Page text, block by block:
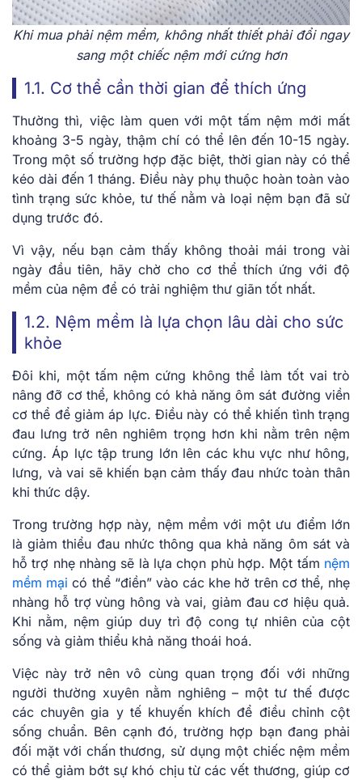
Khi mua phải nệm mềm, không nhất thiết phải đổi ngay
sang một chiếc nệm mới cứng hơn
1.1. Cơ thể cần thời gian để thích ứng
Thường thì, việc làm quen với một tấm nệm mới mất
khoảng 3-5 ngày, thậm chí có thể lên đến 10-15 ngày.
Trong một số trường hợp đặc biệt, thời gian này có thể
kéo dài đến 1 tháng. Điều này phụ thuộc hoàn toàn vào
tình trạng sức khỏe, tư thế nằm và loại nệm bạn đã sử
dụng trước đó.
Vì vậy, nếu bạn cảm thấy không thoải mái trong vài
ngày đầu tiên, hãy chờ cho cơ thể thích ứng với độ
mềm của nệm để có trải nghiệm thư giãn tốt nhất.
1.2. Nệm mềm là lựa chọn lâu dài cho sức
khỏe
Đôi khi, một tấm nệm cứng không thể làm tốt vai trò
nâng đỡ cơ thể, không có khả năng ôm sát đường viền
cơ thể để giảm áp lực. Điều này có thể khiến tình trạng
đau lưng trở nên nghiêm trọng hơn khi nằm trên nệm
cứng. Áp lực tập trung lớn lên các khu vực như hông,
lưng, và vai sẽ khiến bạn cảm thấy đau nhức toàn thân
khi thức dậy.
Trong trường hợp này, nệm mềm với một ưu điểm lớn
là giảm thiểu đau nhức thông qua khả năng ôm sát và
hỗ trợ nhẹ nhàng sẽ là lựa chọn phù hợp. Một tấm nệm
mềm mại có thể “điền” vào các khe hở trên cơ thể, nhẹ
nhàng hỗ trợ vùng hông và vai, giảm đau cơ hiệu quả.
Khi nằm, nệm giúp duy trì độ cong tự nhiên của cột
sống và giảm thiểu khả năng thoái hoá.
Việc này trở nên vô cùng quan trọng đối với những
người thường xuyên nằm nghiêng – một tư thế được
các chuyên gia y tế khuyến khích để điều chỉnh cột
sống chuẩn. Bên cạnh đó, trường hợp bạn đang phải
đối mặt với chấn thương, sử dụng một chiếc nệm mềm
có thể giảm bớt sự khó chịu từ các vết thương, giúp cơ